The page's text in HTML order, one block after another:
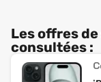
Les offres
consultées :